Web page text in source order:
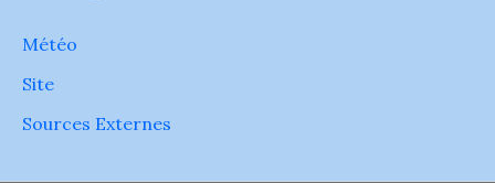
Météo
Site
Sources Externes